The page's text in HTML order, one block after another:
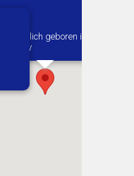
Vermutlich geboren in
Checiny